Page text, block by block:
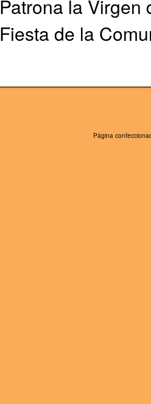
Patrona la Virgen
Fiesta de la
Página